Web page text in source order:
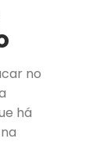
no
há